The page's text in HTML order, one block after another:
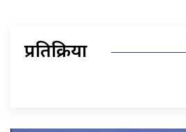
प्रतिक्रिया